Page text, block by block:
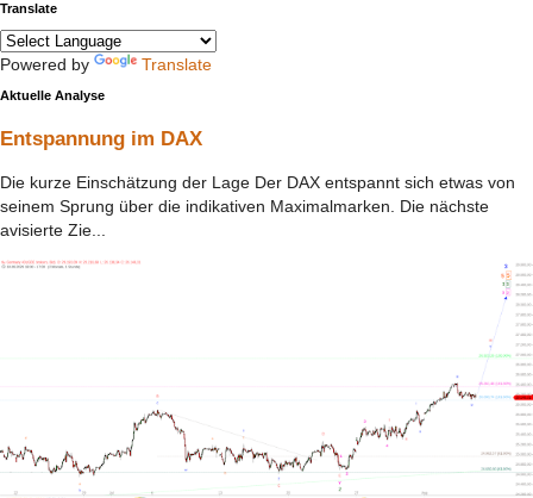
Translate
Powered by Translate
Aktuelle Analyse
Entspannung im DAX
Die kurze Einschätzung der Lage Der DAX entspannt sich etwas von
seinem Sprung über die indikativen Maximalmarken. Die nächste
avisierte Zie...